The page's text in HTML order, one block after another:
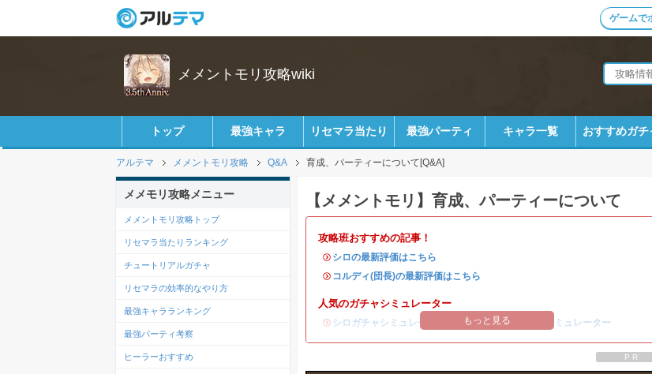
ゲームで
メメントモリ攻略wiki
トップ 最強キャラ リセマラ当たり 最強パーティ キャラ一覧 おすすめガチ
アルテマ メメントモリ攻略 Q&A 育成、パーティーについて[Q&A]
【メメントモリ】育成、パーティーについて
攻略班おすすめの記事！
・ シロの最新評価はこちら
・ コルディ(団長)の最新評価はこちら
人気のガチャシミュレーター
・ シロガチャシミュレーター コルディ(団長)ガチャシミュレーター
もっと見る
PR
メメモリ攻略メニュー
メメントモリ攻略トップ
リセマラ当たりランキング
チュートリアルガチャ
リセマラの効率的なやり方
最強キャラランキング
最強パーティ考察
ヒーラーおすすめ